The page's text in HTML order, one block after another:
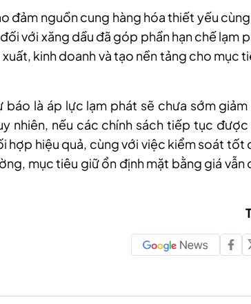
đảm nguồn cung hàng hóa thiết yếu
với xăng dầu đã góp phần hạn chế lạm
kinh doanh và tạo nền tảng cho mục
là áp lực lạm phát sẽ chưa sớm
nhiên, nếu các chính sách tiếp tục được
hợp hiệu quả, cùng với việc kiểm soát tốt
mục tiêu giữ ổn định mặt bằng giá vẫn